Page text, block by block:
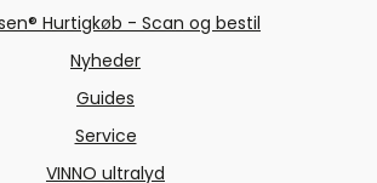
Hurtigkøb - Scan og bestil
Nyheder
Guides
Service
VINNO ultralyd